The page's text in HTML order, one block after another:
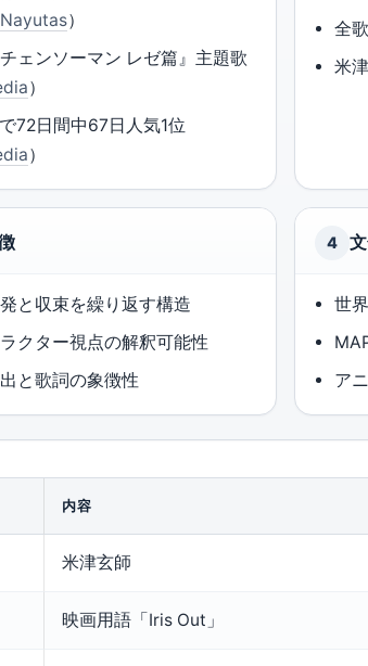
Nayutas）
ェンソーマン レゼ篇』主題歌
）
72日間中67日人気1位
）
全
米
と収束を繰り返す構造
クター視点の解釈可能性
と歌詞の象徴性
4
世
ア
内容
米津玄師
映画用語「Iris Out」